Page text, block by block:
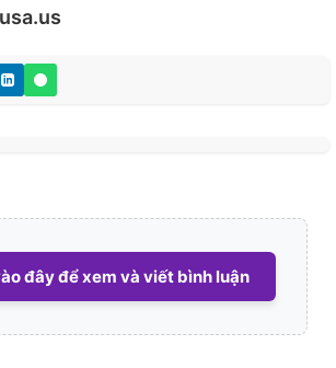
đây để xem và viết bình luận